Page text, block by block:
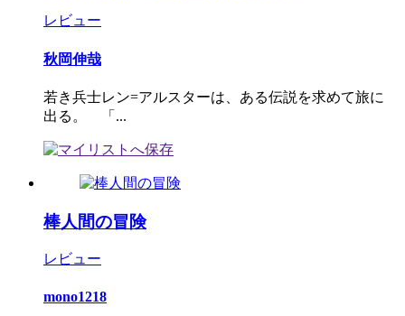
レビュー
秋岡伸哉
若き兵士レン=アルスターは、ある伝説を求めて旅に
出る。 「...
棒人間の冒険
レビュー
mono1218